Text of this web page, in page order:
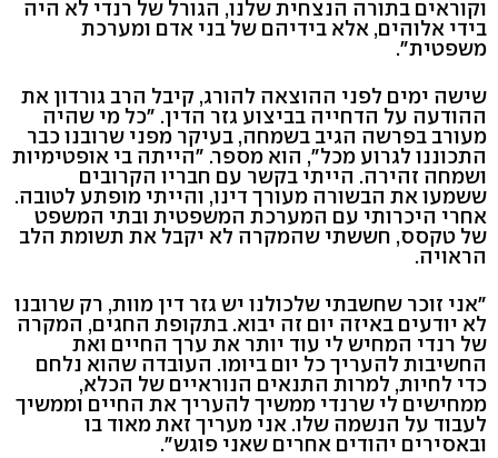
וקוראים בתורה הנצחית שלנו, הגורל של רנדי לא היה
בידי אלוהים, אלא בידיהם של בני אדם ומערכת
משפטית".
שישה ימים לפני ההוצאה להורג, קיבל הרב גורדון את
ההודעה על הדחייה בביצוע גזר הדין. "כל מי שהיה
מעורב בפרשה הגיב בשמחה, בעיקר מפני שרובנו כבר
התכוננו לגרוע מכל", הוא מספר. "הייתה בי אופטימיות
ושמחה זהירה. הייתי בקשר עם חבריו הקרובים
ששמעו את הבשורה מעורך דינו, והייתי מופתע לטובה.
אחרי היכרותי עם המערכת המשפטית ובתי המשפט
של טקסס, חששתי שהמקרה לא יקבל את תשומת הלב
הראויה.
"אני זוכר שחשבתי שלכולנו יש גזר דין מוות, רק שרובנו
לא יודעים באיזה יום זה יבוא. בתקופת החגים, המקרה
של רנדי המחיש לי עוד יותר את ערך החיים ואת
החשיבות להעריך כל יום ביומו. העובדה שהוא נלחם
כדי לחיות, למרות התנאים הנוראיים של הכלא,
ממחישים לי שרנדי ממשיך להעריך את החיים וממשיך
לעבוד על הנשמה שלו. אני מעריך זאת מאוד בו
ובאסירים יהודים אחרים שאני פוגש".